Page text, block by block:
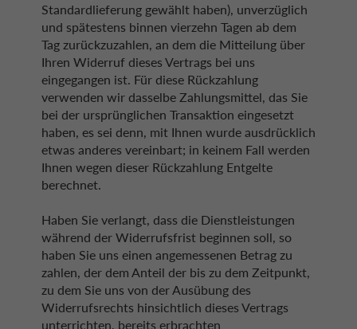
Standardlieferung gewählt haben), unverzüglich
und spätestens binnen vierzehn Tagen ab dem
Tag zurückzuzahlen, an dem die Mitteilung über
Ihren Widerruf dieses Vertrags bei uns
eingegangen ist. Für diese Rückzahlung
verwenden wir dasselbe Zahlungsmittel, das Sie
bei der ursprünglichen Transaktion eingesetzt
haben, es sei denn, mit Ihnen wurde ausdrücklich
etwas anderes vereinbart; in keinem Fall werden
Ihnen wegen dieser Rückzahlung Entgelte
berechnet.
Haben Sie verlangt, dass die Dienstleistungen
während der Widerrufsfrist beginnen soll, so
haben Sie uns einen angemessenen Betrag zu
zahlen, der dem Anteil der bis zu dem Zeitpunkt,
zu dem Sie uns von der Ausübung des
Widerrufsrechts hinsichtlich dieses Vertrags
unterrichten, bereits erbrachten